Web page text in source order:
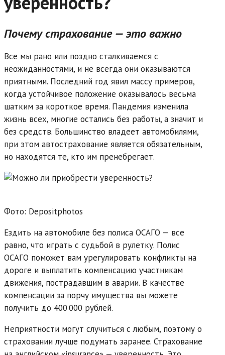
Почему страхование — это важно
Все мы рано или поздно сталкиваемся с
неожиданностями, и не всегда они оказываются
приятными. Последний год явил массу примеров,
когда устойчивое положение оказывалось весьма
шатким за короткое время. Пандемия изменила
жизнь всех, многие остались без работы, а значит и
без средств. Большинство владеет автомобилями,
при этом автострахование является обязательным,
но находятся те, кто им пренебрегает.
Фото: Depositphotos
Ездить на автомобиле без полиса ОСАГО — все
равно, что играть с судьбой в рулетку. Полис
ОСАГО поможет вам урегулировать конфликты на
дороге и выплатить компенсацию участникам
движения, пострадавшим в аварии. В качестве
компенсации за порчу имущества вы можете
получить до 400 000 рублей.
Неприятности могут случиться с любым, поэтому о
страховании лучше подумать заранее. Страхование